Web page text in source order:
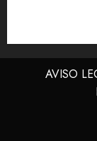
AVISO